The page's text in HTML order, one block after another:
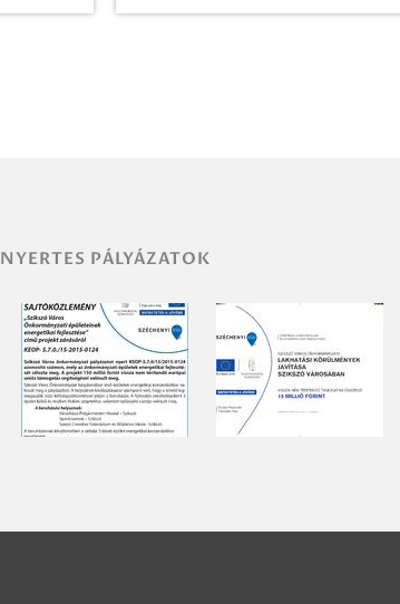
NYERTES PÁLYÁZATOK